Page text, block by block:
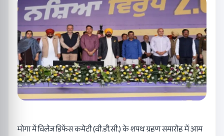
मोगा में विलेज डिफेंस कमेटी (वी.डी.सी.) के शपथ ग्रहण समारोह में आम